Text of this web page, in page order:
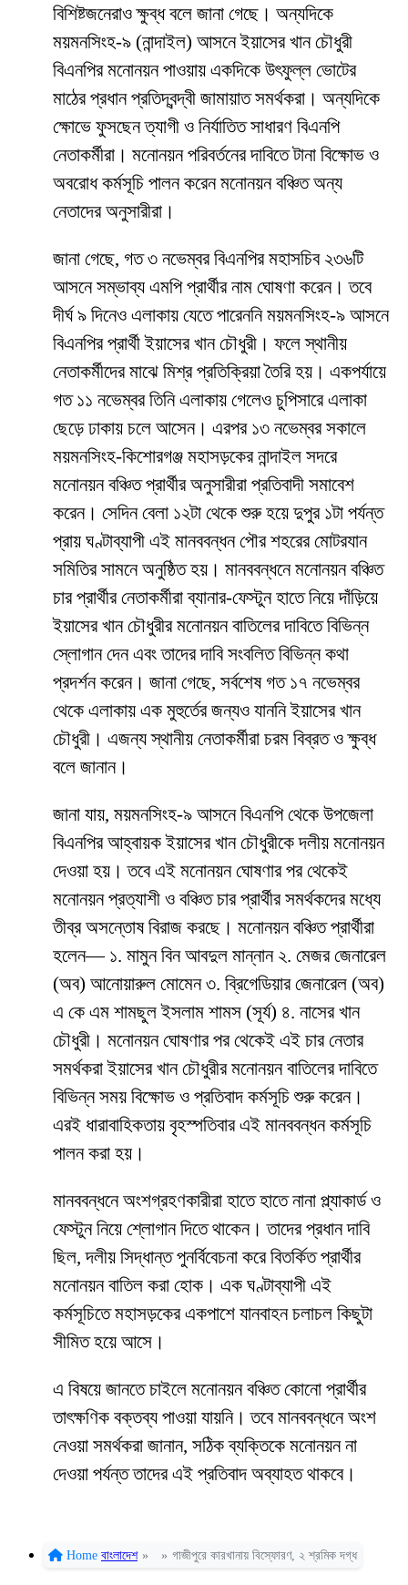
বিশিষ্টজনেরাও ক্ষুব্ধ বলে জানা গেছে। অন্যদিকে
ময়মনসিংহ-৯ (নান্দাইল) আসনে ইয়াসের খান চৌধুরী
বিএনপির মনোনয়ন পাওয়ায় একদিকে উৎফুল্ল ভোটের
মাঠের প্রধান প্রতিদ্বন্দ্বী জামায়াত সমর্থকরা। অন্যদিকে
ক্ষোভে ফুসছেন ত্যাগী ও নির্যাতিত সাধারণ বিএনপি
নেতাকর্মীরা। মনোনয়ন পরিবর্তনের দাবিতে টানা বিক্ষোভ ও
অবরোধ কর্মসূচি পালন করেন মনোনয়ন বঞ্চিত অন্য
নেতাদের অনুসারীরা।
জানা গেছে, গত ৩ নভেম্বর বিএনপির মহাসচিব ২৩৬টি
আসনে সম্ভাব্য এমপি প্রার্থীর নাম ঘোষণা করেন। তবে
দীর্ঘ ৯ দিনেও এলাকায় যেতে পারেননি ময়মনসিংহ-৯ আসনে
বিএনপির প্রার্থী ইয়াসের খান চৌধুরী। ফলে স্থানীয়
নেতাকর্মীদের মাঝে মিশ্র প্রতিক্রিয়া তৈরি হয়। একপর্যায়ে
গত ১১ নভেম্বর তিনি এলাকায় গেলেও চুপিসারে এলাকা
ছেড়ে ঢাকায় চলে আসেন। এরপর ১৩ নভেম্বর সকালে
ময়মনসিংহ-কিশোরগঞ্জ মহাসড়কের নান্দাইল সদরে
মনোনয়ন বঞ্চিত প্রার্থীর অনুসারীরা প্রতিবাদী সমাবেশ
করেন। সেদিন বেলা ১২টা থেকে শুরু হয়ে দুপুর ১টা পর্যন্ত
প্রায় ঘণ্টাব্যাপী এই মানববন্ধন পৌর শহরের মোটরযান
সমিতির সামনে অনুষ্ঠিত হয়। মানববন্ধনে মনোনয়ন বঞ্চিত
চার প্রার্থীর নেতাকর্মীরা ব্যানার-ফেস্টুন হাতে নিয়ে দাঁড়িয়ে
ইয়াসের খান চৌধুরীর মনোনয়ন বাতিলের দাবিতে বিভিন্ন
স্লোগান দেন এবং তাদের দাবি সংবলিত বিভিন্ন কথা
প্রদর্শন করেন। জানা গেছে, সর্বশেষ গত ১৭ নভেম্বর
থেকে এলাকায় এক মুহুর্তের জন্যও যাননি ইয়াসের খান
চৌধুরী। এজন্য স্থানীয় নেতাকর্মীরা চরম বিব্রত ও ক্ষুব্ধ
বলে জানান।
জানা যায়, ময়মনসিংহ-৯ আসনে বিএনপি থেকে উপজেলা
বিএনপির আহ্বায়ক ইয়াসের খান চৌধুরীকে দলীয় মনোনয়ন
দেওয়া হয়। তবে এই মনোনয়ন ঘোষণার পর থেকেই
মনোনয়ন প্রত্যাশী ও বঞ্চিত চার প্রার্থীর সমর্থকদের মধ্যে
তীব্র অসন্তোষ বিরাজ করছে। মনোনয়ন বঞ্চিত প্রার্থীরা
হলেন— ১. মামুন বিন আবদুল মান্নান ২. মেজর জেনারেল
(অব) আনোয়ারুল মোমেন ৩. ব্রিগেডিয়ার জেনারেল (অব)
এ কে এম শামছুল ইসলাম শামস (সূর্য) ৪. নাসের খান
চৌধুরী। মনোনয়ন ঘোষণার পর থেকেই এই চার নেতার
সমর্থকরা ইয়াসের খান চৌধুরীর মনোনয়ন বাতিলের দাবিতে
বিভিন্ন সময় বিক্ষোভ ও প্রতিবাদ কর্মসূচি শুরু করেন।
এরই ধারাবাহিকতায় বৃহস্পতিবার এই মানববন্ধন কর্মসূচি
পালন করা হয়।
মানববন্ধনে অংশগ্রহণকারীরা হাতে হাতে নানা প্ল্যাকার্ড ও
ফেস্টুন নিয়ে শ্লোগান দিতে থাকেন। তাদের প্রধান দাবি
ছিল, দলীয় সিদ্ধান্ত পুনর্বিবেচনা করে বিতর্কিত প্রার্থীর
মনোনয়ন বাতিল করা হোক। এক ঘণ্টাব্যাপী এই
কর্মসূচিতে মহাসড়কের একপাশে যানবাহন চলাচল কিছুটা
সীমিত হয়ে আসে।
এ বিষয়ে জানতে চাইলে মনোনয়ন বঞ্চিত কোনো প্রার্থীর
তাৎক্ষণিক বক্তব্য পাওয়া যায়নি। তবে মানববন্ধনে অংশ
নেওয়া সমর্থকরা জানান, সঠিক ব্যক্তিকে মনোনয়ন না
দেওয়া পর্যন্ত তাদের এই প্রতিবাদ অব্যাহত থাকবে।
Home বাংলাদেশ » » গাজীপুরে কারখানায় বিস্ফোরণ, ২ শ্রমিক দগ্ধ